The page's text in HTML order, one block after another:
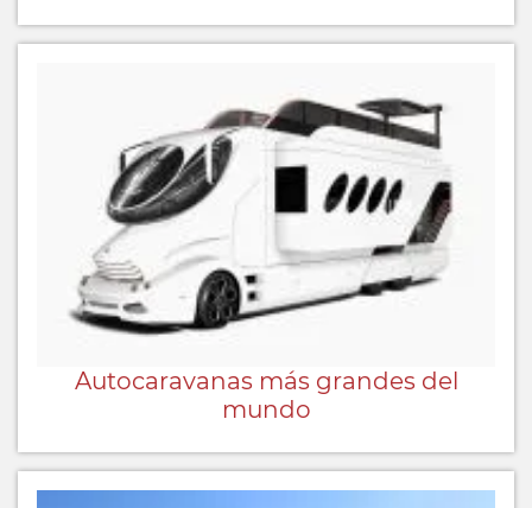
Autocaravanas más grandes del
mundo